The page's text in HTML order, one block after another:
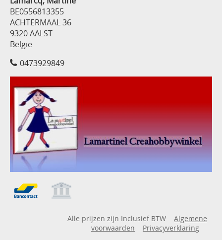
BE0556813355
ACHTERMAAL 36
9320 AALST
België
0473929849
Alle prijzen zijn Inclusief BTW
Algemene
voorwaarden
Privacyverklaring